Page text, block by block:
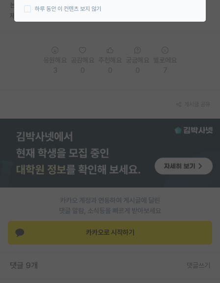
연구실(PI) 홍보 게시판
임용 후기 게시판
PI 전용 게시판
인문사회 계열 게시판
반도체/AI 게시판
장학금/장학생 게시판
는데.. 이게 제 평생 이력서에 따라나니는게 너무 괴롭습니다. 석사를 다시
제대로 하고 싶은데 비합리적인 생각일까요?
카카오 계정과 연동하여 게시글에 달린
댓글 알람, 소식등을 빠르게 받아보세요
카카오로 시작하기
댓글 9개 댓글쓰기
하루 동안 이 컨텐츠 보지 않기